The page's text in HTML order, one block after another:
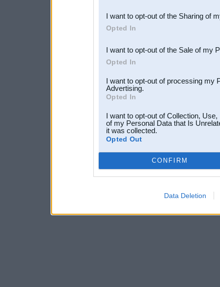
Downstream Participants
third parties.
I want to opt-out of the Sharing of
Opted In
I want to opt-out of the Sale of my
Opted In
I want to opt-out of processing my
Advertising.
Opted In
I want to opt-out of Collection,
of my Personal Data that Is
it was collected.
Opted Out
CONFIRM
Data Deletion